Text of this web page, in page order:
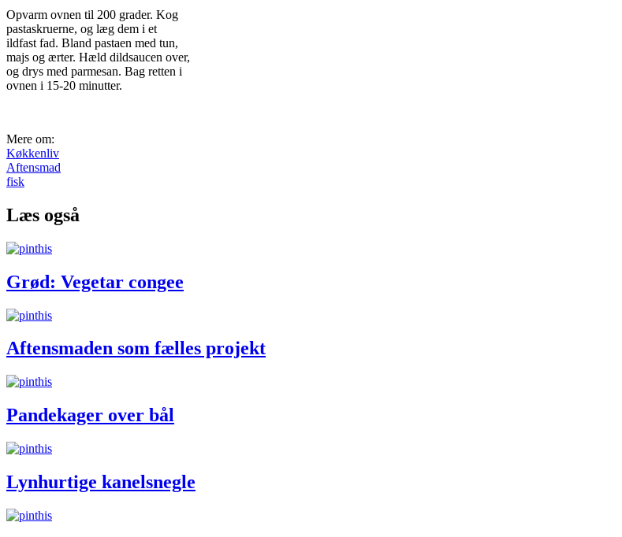
Opvarm ovnen til 200 grader. Kog
pastaskruerne, og læg dem i et
ildfast fad. Bland pastaen med tun,
majs og ærter. Hæld dildsaucen over,
og drys med parmesan. Bag retten i
ovnen i 15-20 minutter.
Mere om:
Køkkenliv
Aftensmad
fisk
Læs også
Grød: Vegetar congee
Aftensmaden som fælles projekt
Pandekager over bål
Lynhurtige kanelsnegle